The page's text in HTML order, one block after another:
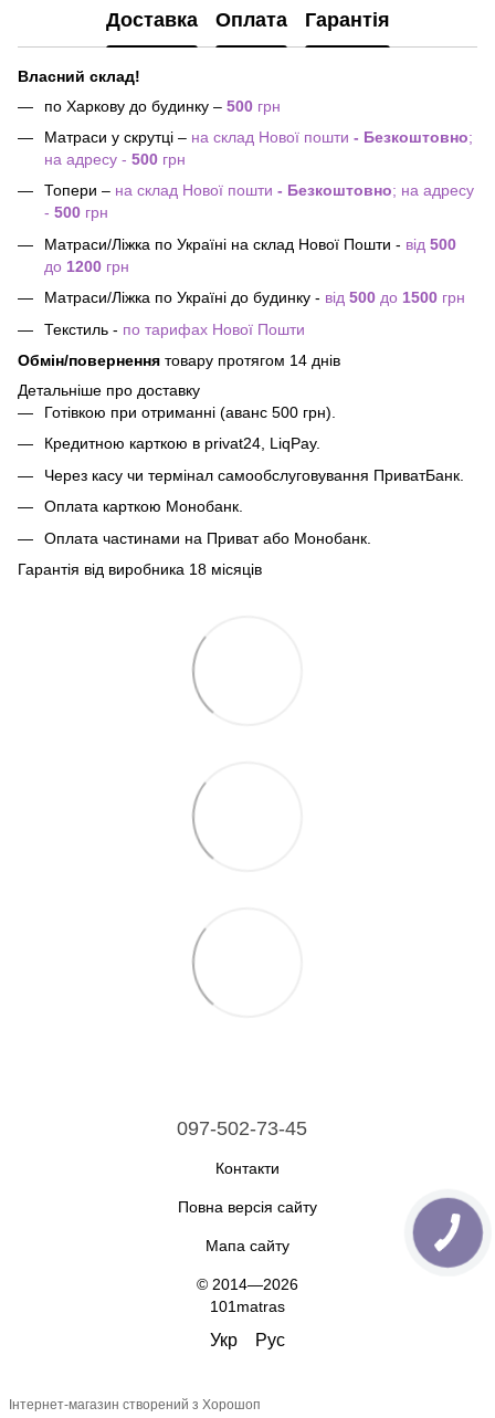
Доставка Оплата Гарантія
Власний склад!
по Харкову до будинку – 500 грн
Матраси у скрутці – на склад Нової пошти - Безкоштовно;
на адресу - 500 грн
Топери – на склад Нової пошти - Безкоштовно; на адресу
- 500 грн
Матраси/Ліжка по Україні на склад Нової Пошти - від 500
до 1200 грн
Матраси/Ліжка по Україні до будинку - від 500 до 1500 грн
Текстиль - по тарифах Нової Пошти
Обмін/повернення товару протягом 14 днів
Детальніше про доставку
Готівкою при отриманні (аванс 500 грн).
Кредитною карткою в privat24, LiqPay.
Через касу чи термінал самообслуговування ПриватБанк.
Оплата карткою Монобанк.
Оплата частинами на Приват або Монобанк.
Гарантія від виробника 18 місяців
097-502-73-45
Контакти
Повна версія сайту
Мапа сайту
© 2014—2026
101matras
Укр Рус
Інтернет-магазин створений з Хорошоп